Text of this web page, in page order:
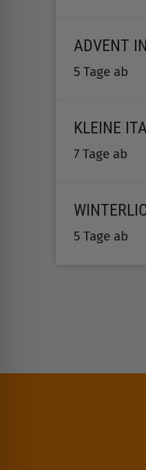
ADVENT
5 Tage ab
KLEINE
7 Tage ab
5 Tage ab